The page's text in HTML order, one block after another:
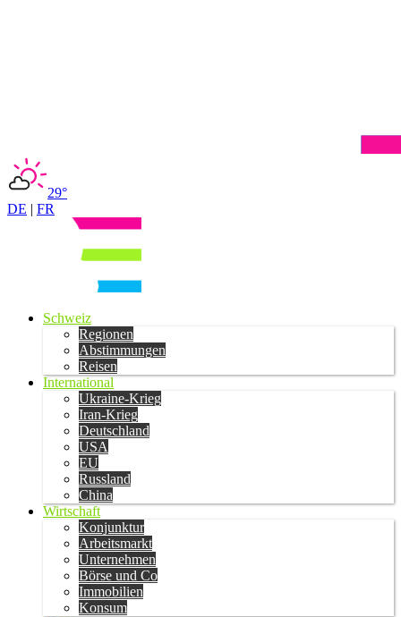
29°
DE | FR
Schweiz
Regionen
Abstimmungen
Reisen
International
Ukraine-Krieg
Iran-Krieg
Deutschland
USA
EU
Russland
China
Wirtschaft
Konjunktur
Arbeitsmarkt
Unternehmen
Börse und Co
Immobilien
Konsum